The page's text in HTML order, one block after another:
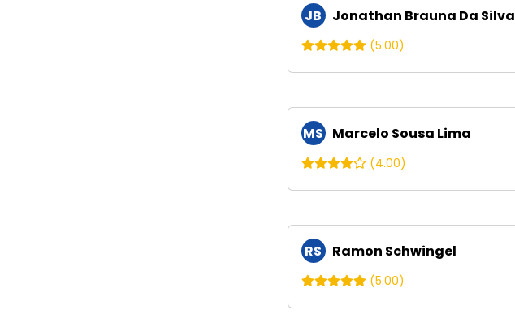
JB Jonathan Brauna Da Silva
(5.00)
MS Marcelo Sousa Lima
(4.00)
RS Ramon Schwingel
(5.00)